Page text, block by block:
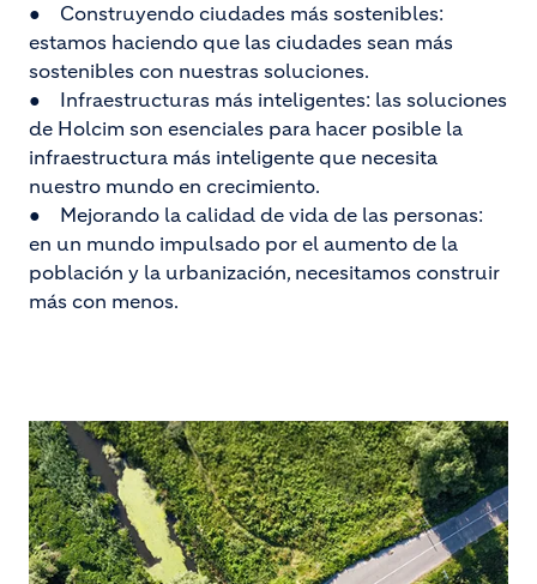
● Construyendo ciudades más sostenibles:
estamos haciendo que las ciudades sean más
sostenibles con nuestras soluciones.
● Infraestructuras más inteligentes: las soluciones
de Holcim son esenciales para hacer posible la
infraestructura más inteligente que necesita
nuestro mundo en crecimiento.
● Mejorando la calidad de vida de las personas:
en un mundo impulsado por el aumento de la
población y la urbanización, necesitamos construir
más con menos.
Image